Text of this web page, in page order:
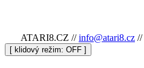
ATARI8.CZ // info@atari8.cz //
[ klidový režim: ]